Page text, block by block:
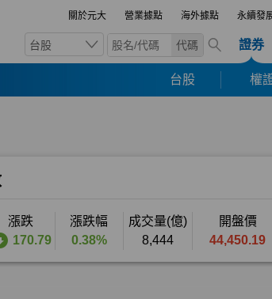
關於元大 營業據點 海外據點 永續發
台股 代碼 證券
台股 權